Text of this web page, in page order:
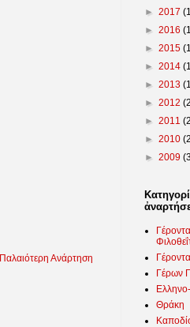
Παλαιότερη Ανάρτηση
► 2017
► 2016
► 2015
► 2014
► 2013
► 2012
► 2011
► 2010
► 2009
Γέρων
Θράκη